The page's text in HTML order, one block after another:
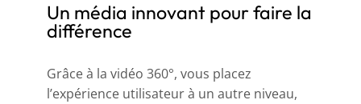
Un média innovant pour faire la
différence
Grâce à la vidéo 360°, vous placez
l’expérience utilisateur à un autre niveau,